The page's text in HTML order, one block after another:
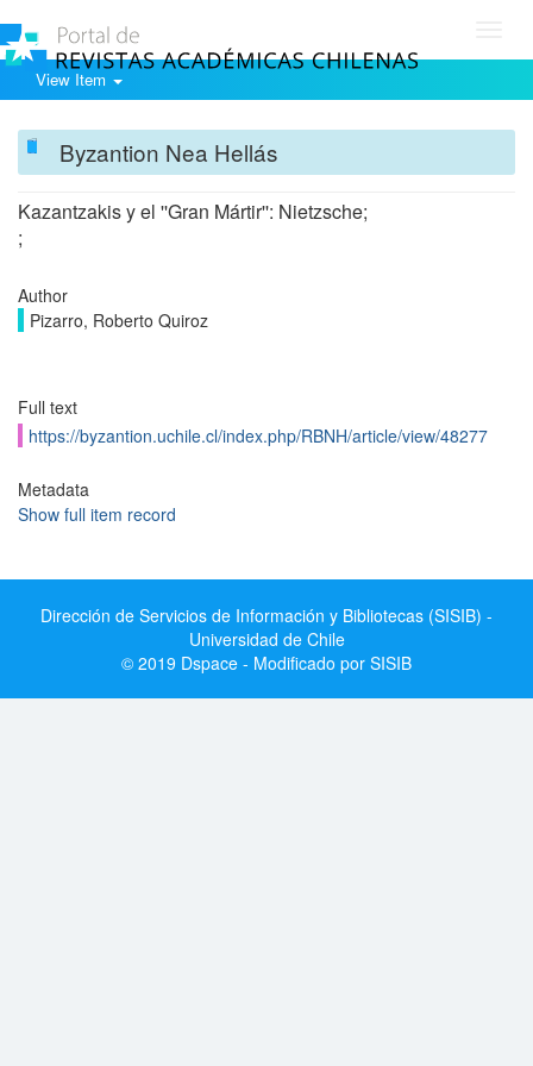
View Item
Byzantion Nea Hellás
Kazantzakis y el ''Gran Mártir'': Nietzsche;
;
Author
Pizarro, Roberto Quiroz
Full text
https://byzantion.uchile.cl/index.php/RBNH/article/view/48277
Metadata
Show full item record
Dirección de Servicios de Información y Bibliotecas (SISIB) -
Universidad de Chile
© 2019 Dspace - Modificado por SISIB